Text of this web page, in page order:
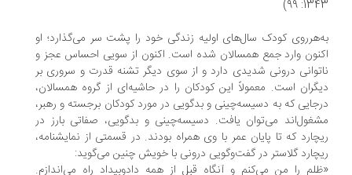
کودک سال‌های اولیه زندگی خود را پشت سر می‌گذارد؛ او
وارد جمع همسالان شده است. اکنون از سویی احساس عجز و
درونی شدیدی دارد و از سوی دیگر تشنه قدرت و سروری بر
است. معمولاً این کودکان را در حاشیه‌ای از گروه همسالان،
که به دسیسه‌چینی و بدگویی در مورد کودکان برجسته و رهبر،
می‌توان یافت. دسیسه‌چینی و بدگویی، صفاتی بارز در
که تا پایان عمر با وی همراه بودند. در قسمتی از نمایشنامه،
گلاستر در گفت‌وگویی درونی با خویش چنین می‌گوید:
را من می‌کنم و آنگاه قبل از همه دادوبیداد راه می‌اندازم.